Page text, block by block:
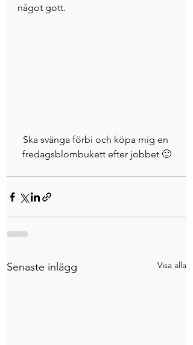
något gott.
Ska svänga förbi och köpa mig en
fredagsblombukett efter jobbet 🙂
Senaste inlägg Visa alla